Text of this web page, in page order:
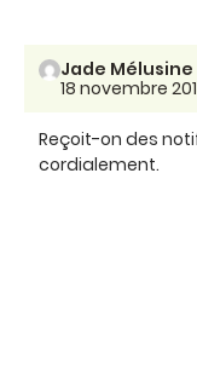
Jade Mélusine
18 novembre
Reçoit-on des
cordialement.